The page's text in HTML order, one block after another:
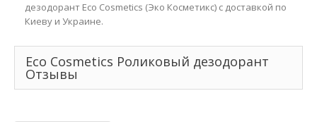
дезодорант Eco Cosmetics (Эко Косметикс) с доставкой по
Киеву и Украине.
Eco Cosmetics Роликовый дезодорант
Отзывы